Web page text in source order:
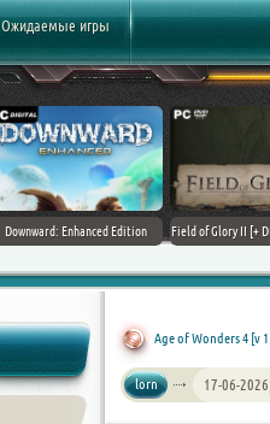
Ожидаемые игры
Downward: Enhanced Edition
Field of Glory II [+
Age of Wonders 4 [v
lorn 17-06-